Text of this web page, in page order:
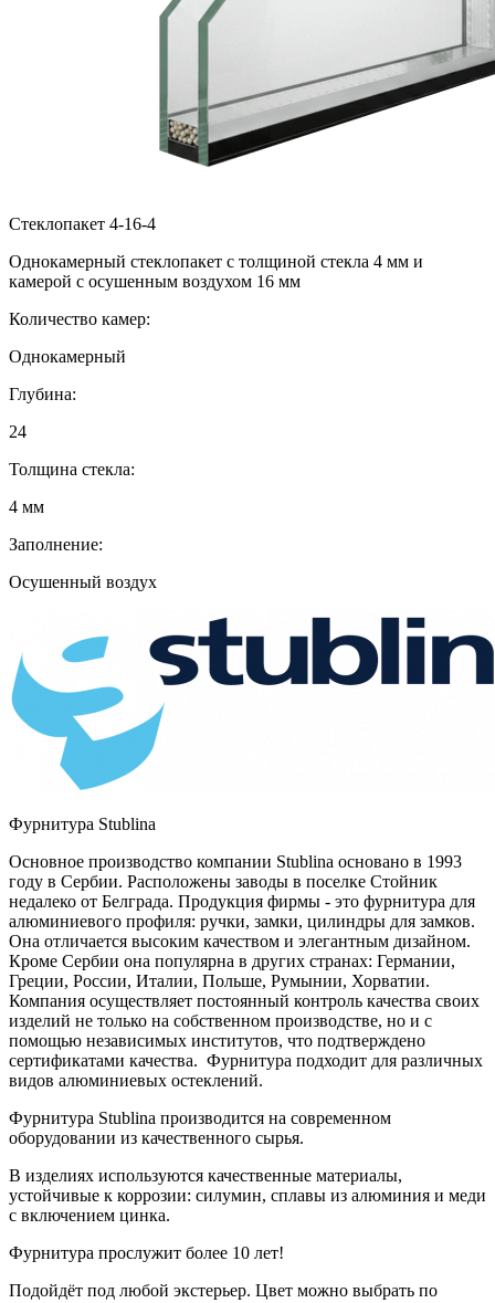
Стеклопакет 4-16-4
Однокамерный стеклопакет с толщиной стекла 4 мм и
камерой с осушенным воздухом 16 мм
Количество камер:
Однокамерный
Глубина:
24
Толщина стекла:
4 мм
Заполнение:
Осушенный воздух
Фурнитура Stublina
Основное производство компании Stublina основано в 1993
году в Сербии. Расположены заводы в поселке Стойник
недалеко от Белграда. Продукция фирмы - это фурнитура для
алюминиевого профиля: ручки, замки, цилиндры для замков.
Она отличается высоким качеством и элегантным дизайном.
Кроме Сербии она популярна в других странах: Германии,
Греции, России, Италии, Польше, Румынии, Хорватии.
Компания осуществляет постоянный контроль качества своих
изделий не только на собственном производстве, но и с
помощью независимых институтов, что подтверждено
сертификатами качества. Фурнитура подходит для различных
видов алюминиевых остеклений.
Фурнитура Stublina производится на современном
оборудовании из качественного сырья.
В изделиях используются качественные материалы,
устойчивые к коррозии: силумин, сплавы из алюминия и меди
с включением цинка.
Фурнитура прослужит более 10 лет!
Подойдёт под любой экстерьер. Цвет можно выбрать по